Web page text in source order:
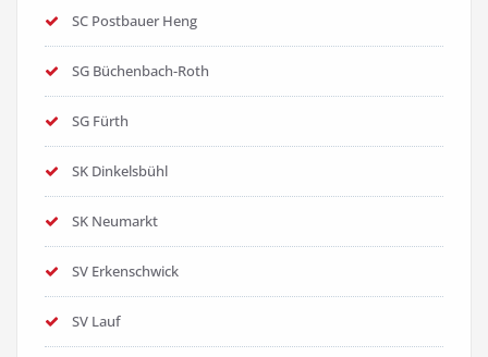
SC Postbauer Heng
SG Büchenbach-Roth
SG Fürth
SK Dinkelsbühl
SK Neumarkt
SV Erkenschwick
SV Lauf